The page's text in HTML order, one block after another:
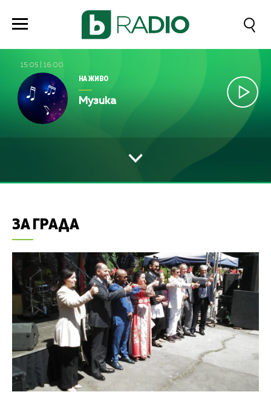
15:05 16:00
НА ЖИВО
Музика
ЗА ГРАДА